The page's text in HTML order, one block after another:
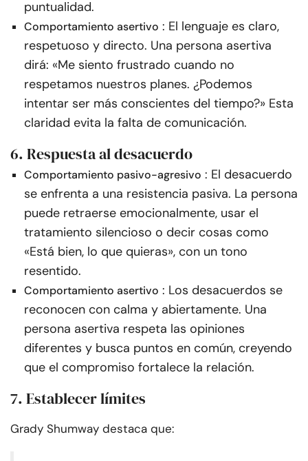
puntualidad.
Comportamiento asertivo : El lenguaje es claro,
respetuoso y directo. Una persona asertiva
dirá: «Me siento frustrado cuando no
respetamos nuestros planes. ¿Podemos
intentar ser más conscientes del tiempo?» Esta
claridad evita la falta de comunicación.
6. Respuesta al desacuerdo
Comportamiento pasivo-agresivo : El desacuerdo
se enfrenta a una resistencia pasiva. La persona
puede retraerse emocionalmente, usar el
tratamiento silencioso o decir cosas como
«Está bien, lo que quieras», con un tono
resentido.
Comportamiento asertivo : Los desacuerdos se
reconocen con calma y abiertamente. Una
persona asertiva respeta las opiniones
diferentes y busca puntos en común, creyendo
que el compromiso fortalece la relación.
7. Establecer límites
Grady Shumway destaca que: